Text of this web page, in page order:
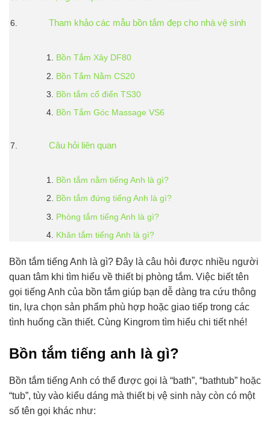
Tham khảo các mẫu bồn tắm đẹp cho nhà vệ sinh
Bồn Tắm Xây DF80
Bồn Tắm Nằm CS20
Bồn tắm cổ điển TS30
Bồn Tắm Góc Massage VS6
Câu hỏi liên quan
Bồn tắm nằm tiếng Anh là gì?
Bồn tắm đứng tiếng Anh là gì?
Phòng tắm tiếng Anh là gì?
Khăn tắm tiếng Anh là gì?
Bồn tắm tiếng Anh là gì? Đây là câu hỏi được nhiều người
quan tâm khi tìm hiểu về thiết bị phòng tắm. Việc biết tên
gọi tiếng Anh của bồn tắm giúp bạn dễ dàng tra cứu thông
tin, lựa chọn sản phẩm phù hợp hoặc giao tiếp trong các
tình huống cần thiết. Cùng Kingrom tìm hiểu chi tiết nhé!
Bồn tắm tiếng anh là gì?
Bồn tắm tiếng Anh có thể được gọi là “bath”, “bathtub” hoặc
“tub”, tùy vào kiểu dáng mà thiết bị vệ sinh này còn có một
số tên gọi khác như: